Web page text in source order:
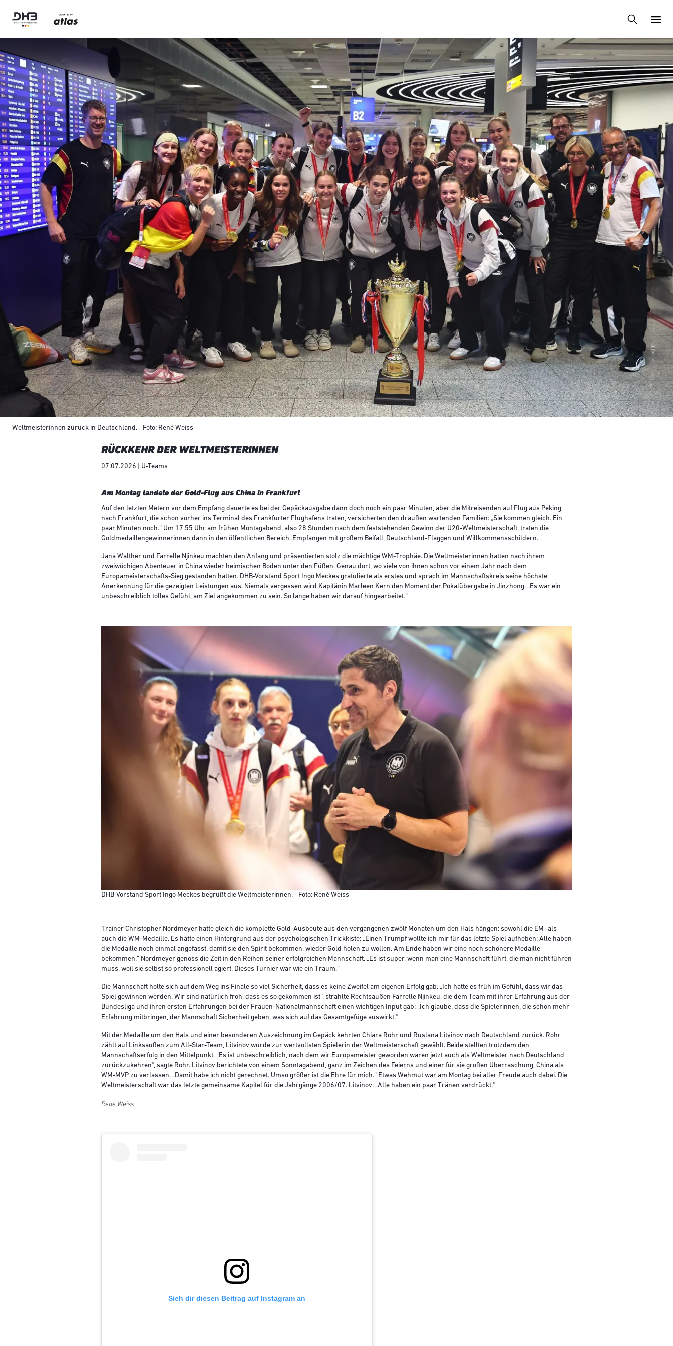
Weltmeisterinnen zurück in Deutschland. - Foto: René Weiss
RÜCKKEHR DER WELTMEISTERINNEN
07.07.2026 | U-Teams
Am Montag landete der Gold-Flug aus China in Frankfurt
Auf den letzten Metern vor dem Empfang dauerte es bei der Gepäckausgabe dann doch noch ein paar Minuten, aber die Mitreisenden auf Flug aus Peking
nach Frankfurt, die schon vorher ins Terminal des Frankfurter Flughafens traten, versicherten den draußen wartenden Familien: „Sie kommen gleich. Ein
paar Minuten noch.“ Um 17.55 Uhr am frühen Montagabend, also 28 Stunden nach dem feststehenden Gewinn der U20-Weltmeisterschaft, traten die
Goldmedaillengewinnerinnen dann in den öffentlichen Bereich. Empfangen mit großem Beifall, Deutschland-Flaggen und Willkommensschildern.
Jana Walther und Farrelle Njinkeu machten den Anfang und präsentierten stolz die mächtige WM-Trophäe. Die Weltmeisterinnen hatten nach ihrem
zweiwöchigen Abenteuer in China wieder heimischen Boden unter den Füßen. Genau dort, wo viele von ihnen schon vor einem Jahr nach dem
Europameisterschafts-Sieg gestanden hatten. DHB-Vorstand Sport Ingo Meckes gratulierte als erstes und sprach im Mannschaftskreis seine höchste
Anerkennung für die gezeigten Leistungen aus. Niemals vergessen wird Kapitänin Marleen Kern den Moment der Pokalübergabe in Jinzhong. „Es war ein
unbeschreiblich tolles Gefühl, am Ziel angekommen zu sein. So lange haben wir darauf hingearbeitet.“
DHB-Vorstand Sport Ingo Meckes begrüßt die Weltmeisterinnen. - Foto: René Weiss
Trainer Christopher Nordmeyer hatte gleich die komplette Gold-Ausbeute aus den vergangenen zwölf Monaten um den Hals hängen: sowohl die EM- als
auch die WM-Medaille. Es hatte einen Hintergrund aus der psychologischen Trickkiste: „Einen Trumpf wollte ich mir für das letzte Spiel aufheben: Alle haben
die Medaille noch einmal angefasst, damit sie den Spirit bekommen, wieder Gold holen zu wollen. Am Ende haben wir eine noch schönere Medaille
bekommen.“ Nordmeyer genoss die Zeit in den Reihen seiner erfolgreichen Mannschaft. „Es ist super, wenn man eine Mannschaft führt, die man nicht führen
muss, weil sie selbst so professionell agiert. Dieses Turnier war wie ein Traum.“
Die Mannschaft holte sich auf dem Weg ins Finale so viel Sicherheit, dass es keine Zweifel am eigenen Erfolg gab. „Ich hatte es früh im Gefühl, dass wir das
Spiel gewinnen werden. Wir sind natürlich froh, dass es so gekommen ist“, strahlte Rechtsaußen Farrelle Njinkeu, die dem Team mit ihrer Erfahrung aus der
Bundesliga und ihren ersten Erfahrungen bei der Frauen-Nationalmannschaft einen wichtigen Input gab: „Ich glaube, dass die Spielerinnen, die schon mehr
Erfahrung mitbringen, der Mannschaft Sicherheit geben, was sich auf das Gesamtgefüge auswirkt.“
Mit der Medaille um den Hals und einer besonderen Auszeichnung im Gepäck kehrten Chiara Rohr und Ruslana Litvinov nach Deutschland zurück. Rohr
zählt auf Linksaußen zum All-Star-Team, Litvinov wurde zur wertvollsten Spielerin der Weltmeisterschaft gewählt. Beide stellten trotzdem den
Mannschaftserfolg in den Mittelpunkt. „Es ist unbeschreiblich, nach dem wir Europameister geworden waren jetzt auch als Weltmeister nach Deutschland
zurückzukehren“, sagte Rohr. Litvinov berichtete von einem Sonntagabend, ganz im Zeichen des Feierns und einer für sie großen Überraschung, China als
WM-MVP zu verlassen. „Damit habe ich nicht gerechnet. Umso größer ist die Ehre für mich.“ Etwas Wehmut war am Montag bei aller Freude auch dabei. Die
Weltmeisterschaft war das letzte gemeinsame Kapitel für die Jahrgänge 2006/07. Litvinov: „Alle haben ein paar Tränen verdrückt.“
René Weiss
Sieh dir diesen Beitrag auf Instagram an